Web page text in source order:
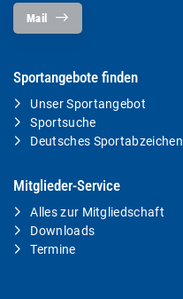
Mail
Sportangebote finden
Unser Sportangebot
Sportsuche
Deutsches Sportabzeichen
Mitglieder-Service
Alles zur Mitgliedschaft
Downloads
Termine